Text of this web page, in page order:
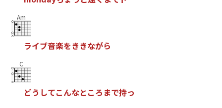
Am
ライブ音楽をききながら
C
どう してこんなところ まで持っ